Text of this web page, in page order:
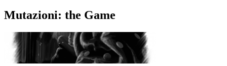
Mutazioni: the Game